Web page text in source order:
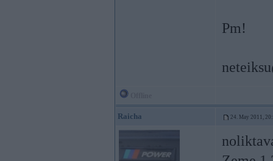
Pm!
Raicha 24. May 2011,